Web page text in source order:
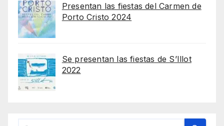
Presentan las fiestas del Carmen de
Porto Cristo 2024
Se presentan las fiestas de S’Illot
2022